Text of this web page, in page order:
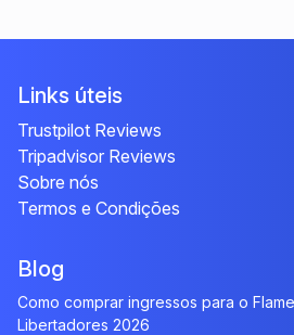
Links úteis
Trustpilot Reviews
Tripadvisor Reviews
Sobre nós
Termos e Condições
Blog
Como comprar ingressos para o
Libertadores 2026